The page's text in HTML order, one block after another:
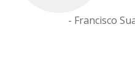
- Francisco